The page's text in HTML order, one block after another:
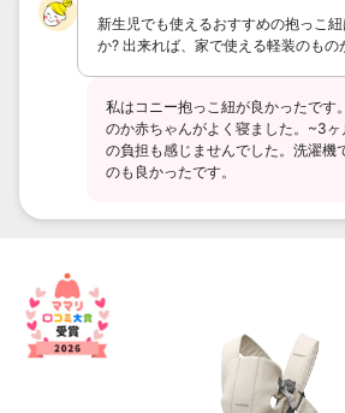
新生児でも使えるおすすめの抱っこ
か? 出来れば、家で使える軽装のもの
私はコニー抱っこ紐が良かったです
のか赤ちゃんがよく寝ました。~3
の負担も感じませんでした。洗濯機
のも良かったです。